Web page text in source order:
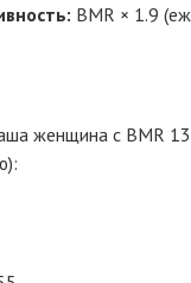
BMR × 1.9
женщина с BMR